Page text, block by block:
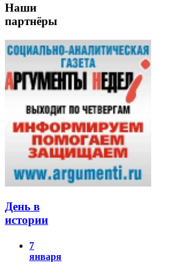
Наши
партнёры
День в
истории
7
января